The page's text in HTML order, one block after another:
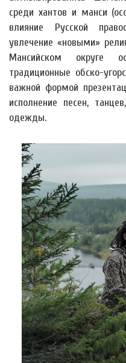
среди хантов и манси
влияние Русской
увлечение «новыми»
Мансийском округе
традиционные обско-
важной формой
исполнение песен,
одежды.